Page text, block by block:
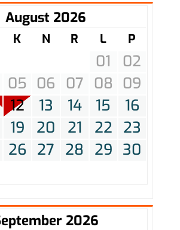
August 2026
K N R L P
01
02
05 06 07 08
09
12 13 14 15
16
19 20 21 22
23
26 27 28 29 30
2026